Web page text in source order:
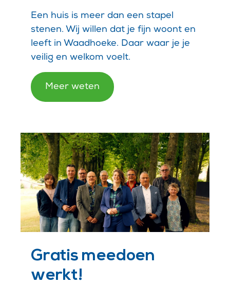
Een huis is meer dan een stapel
stenen. Wij willen dat je fijn woont en
leeft in Waadhoeke. Daar waar je je
veilig en welkom voelt.
Meer weten
Gratis meedoen
werkt!